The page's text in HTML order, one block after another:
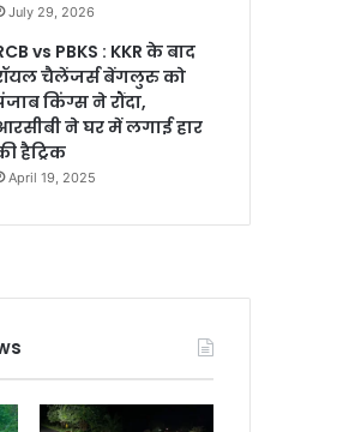
July 29, 2026
vs PBKS : KKR के बाद
चैलेंजर्स बेंगलुरु को
किंग्स ने रौंदा,
ने घर में लगाई हार
हैट्रिक
April 19, 2025